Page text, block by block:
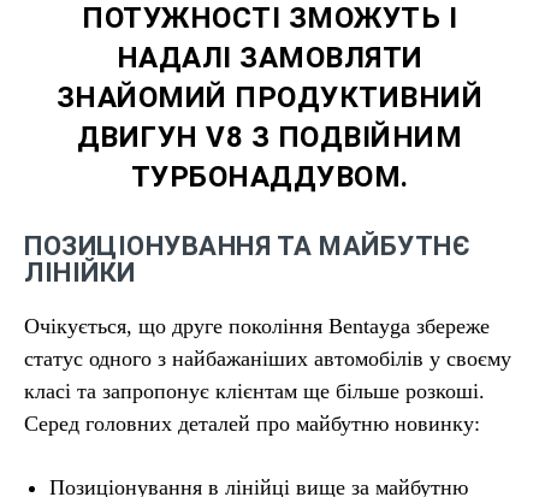
ПОТУЖНОСТІ ЗМОЖУТЬ І
НАДАЛІ ЗАМОВЛЯТИ
ЗНАЙОМИЙ ПРОДУКТИВНИЙ
ДВИГУН V8 З ПОДВІЙНИМ
ТУРБОНАДДУВОМ.
ПОЗИЦІОНУВАННЯ ТА МАЙБУТНЄ
ЛІНІЙКИ
Очікується, що друге покоління Bentayga збереже
статус одного з найбажаніших автомобілів у своєму
класі та запропонує клієнтам ще більше розкоші.
Серед головних деталей про майбутню новинку:
Позиціонування в лінійці вище за майбутню